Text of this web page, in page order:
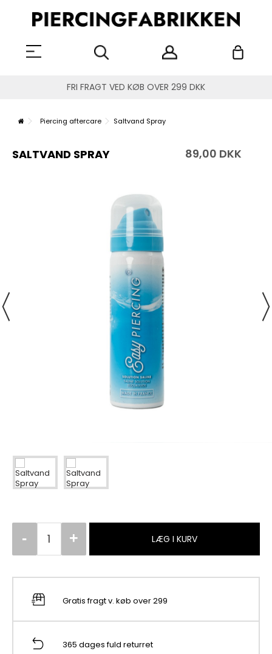
FRI FRAGT VED KØB OVER 299 DKK
Piercing aftercare Saltvand Spray
SALTVAND SPRAY 89,00 DKK
LÆG I KURV
Gratis fragt v. køb over 299
365 dages fuld returret